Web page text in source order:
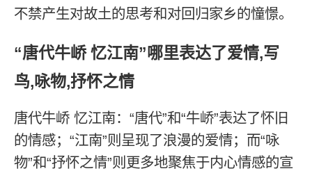
不禁产生对故土的思考和对回归家乡的憧憬。
“唐代牛峤 忆江南”哪里表达了爱情,写
鸟,咏物,抒怀之情
唐代牛峤 忆江南：“唐代”和“牛峤”表达了怀旧
的情感；“江南”则呈现了浪漫的爱情；而“咏
物”和“抒怀之情”则更多地聚焦于内心情感的宣